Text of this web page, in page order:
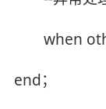
when
end；